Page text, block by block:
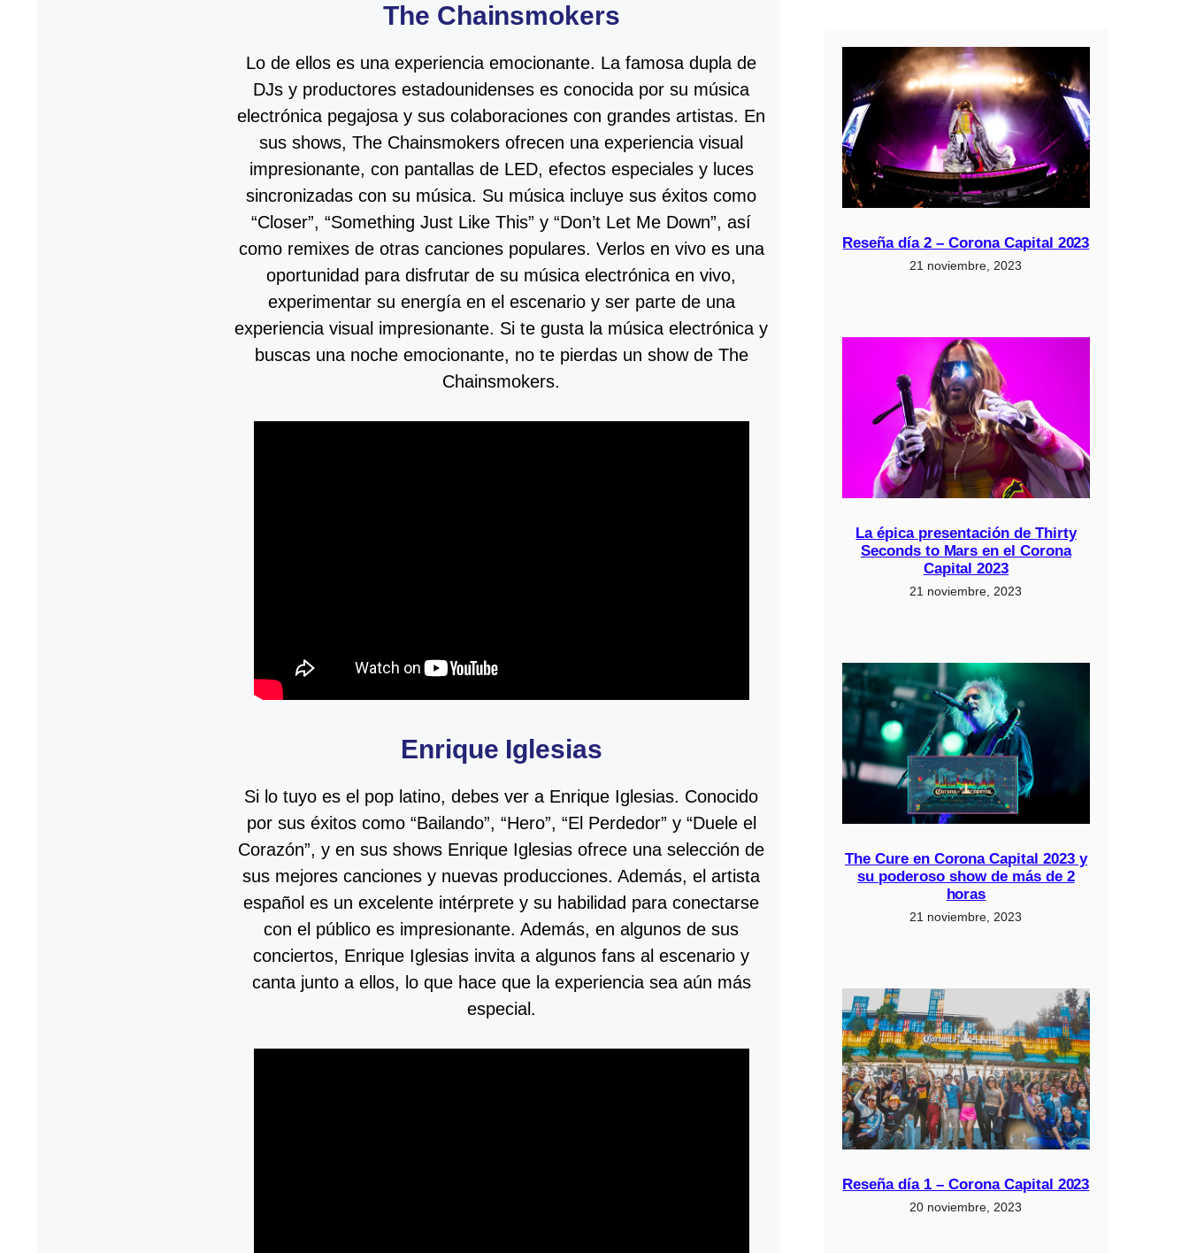
The Chainsmokers
Lo de ellos es una experiencia emocionante. La famosa dupla de
DJs y productores estadounidenses es conocida por su música
electrónica pegajosa y sus colaboraciones con grandes artistas. En
sus shows, The Chainsmokers ofrecen una experiencia visual
impresionante, con pantallas de LED, efectos especiales y luces
sincronizadas con su música. Su música incluye sus éxitos como
“Closer”, “Something Just Like This” y “Don’t Let Me Down”, así
como remixes de otras canciones populares. Verlos en vivo es una
oportunidad para disfrutar de su música electrónica en vivo,
experimentar su energía en el escenario y ser parte de una
experiencia visual impresionante. Si te gusta la música electrónica y
buscas una noche emocionante, no te pierdas un show de The
Chainsmokers.
Enrique Iglesias
Si lo tuyo es el pop latino, debes ver a Enrique Iglesias. Conocido
por sus éxitos como “Bailando”, “Hero”, “El Perdedor” y “Duele el
Corazón”, y en sus shows Enrique Iglesias ofrece una selección de
sus mejores canciones y nuevas producciones. Además, el artista
español es un excelente intérprete y su habilidad para conectarse
con el público es impresionante. Además, en algunos de sus
conciertos, Enrique Iglesias invita a algunos fans al escenario y
canta junto a ellos, lo que hace que la experiencia sea aún más
especial.
Reseña día 2 – Corona Capital 2023
21 noviembre, 2023
La épica presentación de Thirty
Seconds to Mars en el Corona
Capital 2023
21 noviembre, 2023
The Cure en Corona Capital 2023 y
su poderoso show de más de 2
horas
21 noviembre, 2023
Reseña día 1 – Corona Capital 2023
20 noviembre, 2023